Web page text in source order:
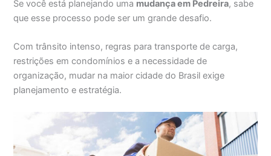
Se você está planejando uma mudança em Pedreira, sabe
que esse processo pode ser um grande desafio.
Com trânsito intenso, regras para transporte de carga,
restrições em condomínios e a necessidade de
organização, mudar na maior cidade do Brasil exige
planejamento e estratégia.